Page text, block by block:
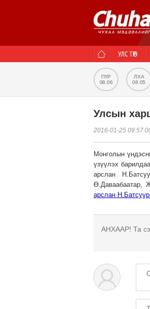
УЛС ТӨР
ПҮР
08.06
ЛХА
08.05
Улсын
2016-01-25
Монголын
үзүүлэх
арслан
Ө.Даваабаатар,
арслан
АНХААР! Та